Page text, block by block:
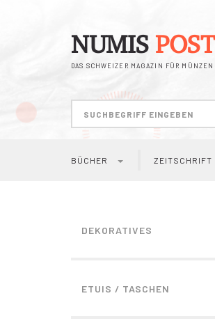
NUMIS POST
DAS SCHWEIZER MAGAZIN FÜR MÜNZEN
BÜCHER ZEITSCHRIFT
DEKORATIVES
ETUIS / TASCHEN